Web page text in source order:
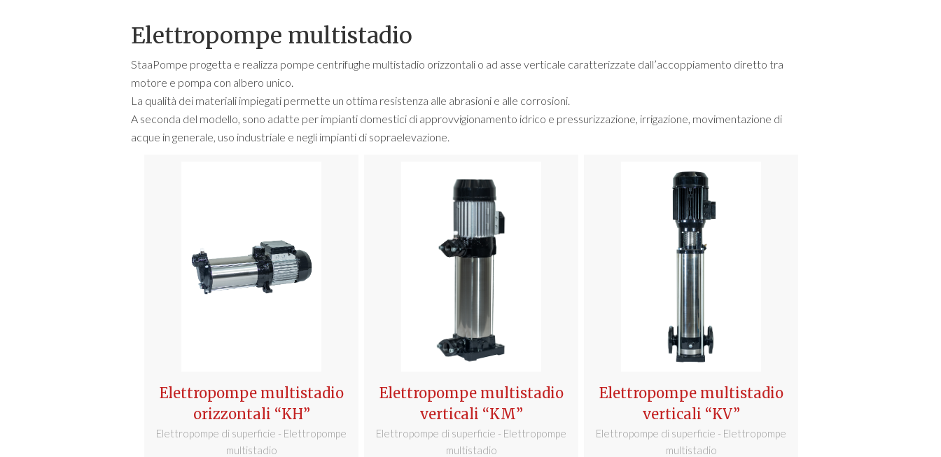
Elettropompe multistadio
StaaPompe progetta e realizza pompe centrifughe multistadio orizzontali o ad asse verticale caratterizzate dall’accoppiamento diretto tra
motore e pompa con albero unico.
La qualità dei materiali impiegati permette un ottima resistenza alle abrasioni e alle corrosioni.
A seconda del modello, sono adatte per impianti domestici di approvvigionamento idrico e pressurizzazione, irrigazione, movimentazione di
acque in generale, uso industriale e negli impianti di sopraelevazione.
Elettropompe multistadio
orizzontali “KH”
Elettropompe di superficie - Elettropompe
multistadio
Elettropompe multistadio
verticali “KM”
Elettropompe di superficie - Elettropompe
multistadio
Elettropompe multistadio
verticali “KV”
Elettropompe di superficie - Elettropompe
multistadio